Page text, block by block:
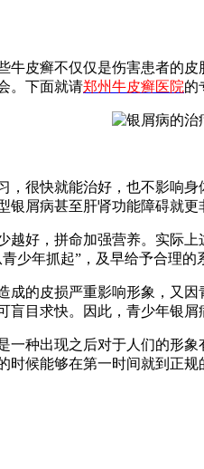
牛皮癣不仅仅是伤害患者的
。下面就请郑州牛皮癣医院的
很快就能治好，也不影响
屑病甚至肝肾功能障碍就
好，拼命加强营养。实际
少年抓起”，及早给予合理
的皮损严重影响形象，又
目求快。因此，青少年银屑
一种出现之后对于人们的形
候能够在第一时间就到正规